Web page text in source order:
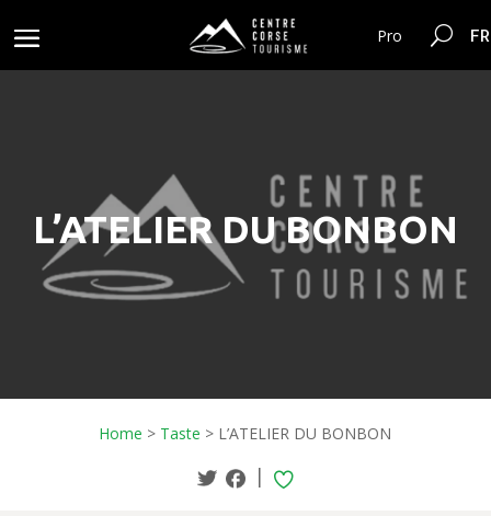
Pro
L’ATELIER DU BONBON
Home > Taste > L’ATELIER DU BONBON
|